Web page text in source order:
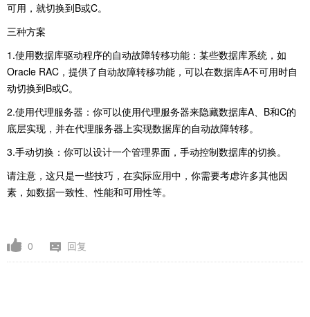
可用，就切换到B或C。
三种方案
1.使用数据库驱动程序的自动故障转移功能：某些数据库系统，如
Oracle RAC，提供了自动故障转移功能，可以在数据库A不可用时自
动切换到B或C。
2.使用代理服务器：你可以使用代理服务器来隐藏数据库A、B和C的
底层实现，并在代理服务器上实现数据库的自动故障转移。
3.手动切换：你可以设计一个管理界面，手动控制数据库的切换。
请注意，这只是一些技巧，在实际应用中，你需要考虑许多其他因
素，如数据一致性、性能和可用性等。
0 回复